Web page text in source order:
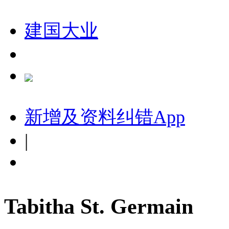
建国大业
新增及资料纠错App
|
Tabitha St. Germain